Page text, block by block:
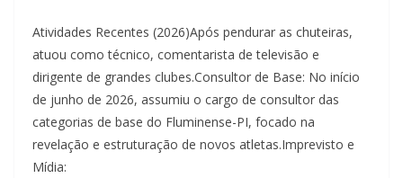
Atividades Recentes (2026)Após pendurar as chuteiras,
atuou como técnico, comentarista de televisão e
dirigente de grandes clubes.Consultor de Base: No início
de junho de 2026, assumiu o cargo de consultor das
categorias de base do Fluminense-PI, focado na
revelação e estruturação de novos atletas.Imprevisto e
Mídia: